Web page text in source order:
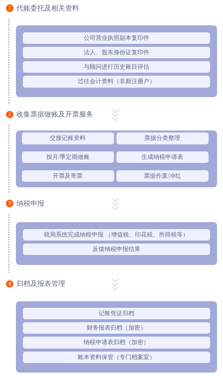
1 代账委托及相关资料
公司营业执照副本复印件
法人、股东身份证复印件
与顾问进行历史账目评估
过往会计资料（非新注册户）
2 收集票据做账及开票服务
交接记账资料 票据分类整理
按月/季定期做账 生成纳税申请表
开票及寄票 票据作废/冲红
3 纳税申报
税局系统完成纳税申报 （增值税、印花税、所得税等）
反馈纳税申报结果
4 归档及报表管理
记账凭证归档
财务报表归档（加密）
纳税申请表归档（加密）
账本资料保管（专门档案室）